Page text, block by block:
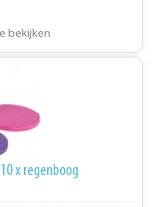
bekijken
x regenboog